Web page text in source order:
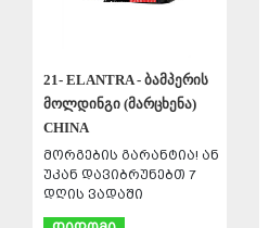
21- ELANTRA - ბამპერის
მოლდინგი (მარცხენა)
CHINA
მორგების გარანტია! ან
უკან დავიბრუნებთ 7
დღის ვადაში